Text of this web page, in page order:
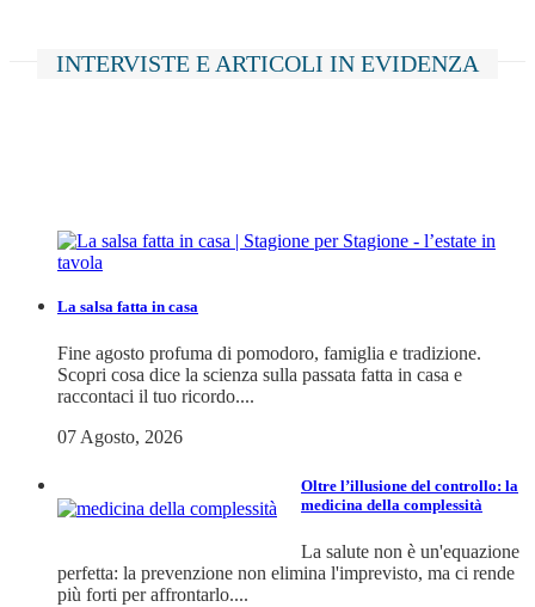
INTERVISTE E ARTICOLI IN EVIDENZA
La salsa fatta in casa
Fine agosto profuma di pomodoro, famiglia e tradizione.
Scopri cosa dice la scienza sulla passata fatta in casa e
raccontaci il tuo ricordo....
07 Agosto, 2026
Oltre l’illusione del controllo: la
medicina della complessità
La salute non è un'equazione
perfetta: la prevenzione non elimina l'imprevisto, ma ci rende
più forti per affrontarlo....